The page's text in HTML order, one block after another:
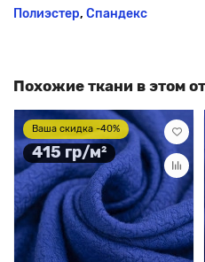
Полиэстер, Спандекс
Похожие ткани в этом
Ваша скидка -40%
415 гр/м²